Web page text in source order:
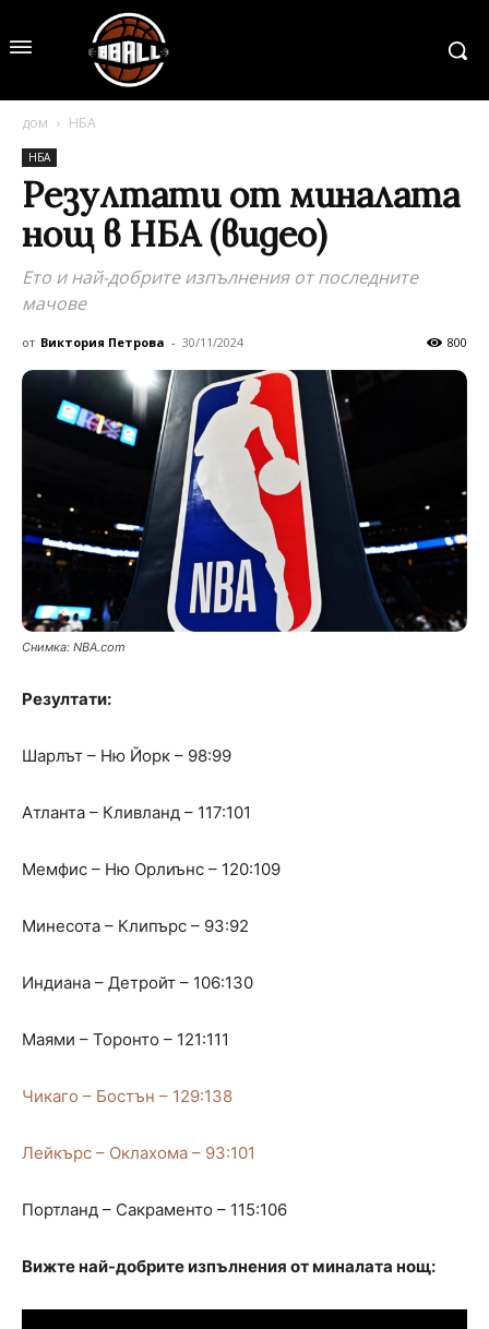
дом НБА
НБА
Резултати от миналата
нощ в НБА (видео)
Ето и най-добрите изпълнения от последните
мачове
от Виктория Петрова - 30/11/2024 800
Снимка: NBA.com
Резултати:
Шарлът – Ню Йорк – 98:99
Атланта – Кливланд – 117:101
Мемфис – Ню Орлиънс – 120:109
Минесота – Клипърс – 93:92
Индиана – Детройт – 106:130
Маями – Торонто – 121:111
Чикаго – Бостън – 129:138
Лейкърс – Оклахома – 93:101
Портланд – Сакраменто – 115:106
Вижте най-добрите изпълнения от миналата нощ: